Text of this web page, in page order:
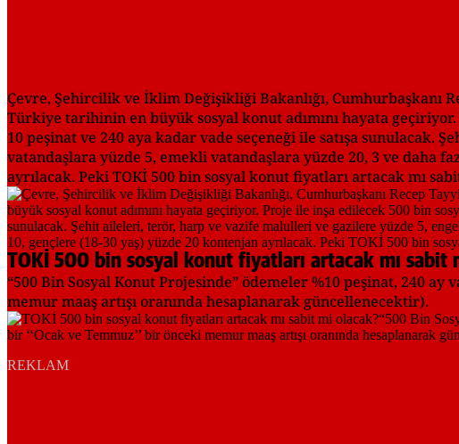
Çevre, Şehircilik ve İklim Değişikliği Bakanlığı, Cumhurbaşkanı
Türkiye tarihinin en büyük sosyal konut adımını hayata
10 peşinat ve 240 aya kadar vade seçeneği ile satışa
vatandaşlara yüzde 5, emekli vatandaşlara yüzde 20, 3 ve daha
ayrılacak. Peki TOKİ 500 bin sosyal konut fiyatları artacak mı
TOKİ 500 bin sosyal konut fiyatları artacak mı sabit
“500 Bin Sosyal Konut Projesinde” ödemeler %10 peşinat, 240
memur maaş artışı oranında hesaplanarak güncellenecektir).
REKLAM